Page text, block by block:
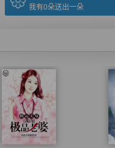
我有0朵送出一朵